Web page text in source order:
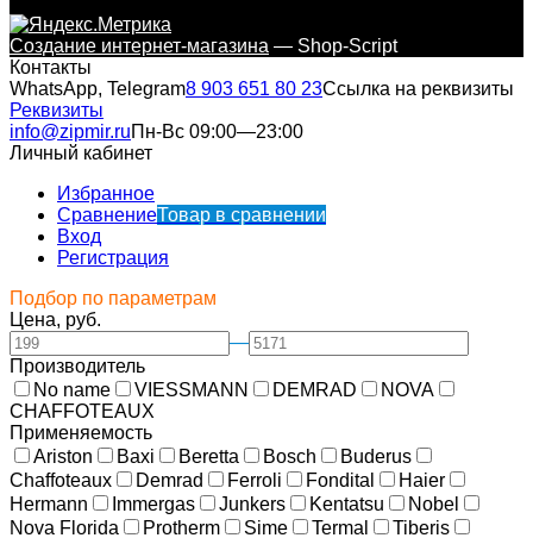
Создание интернет-магазина — Shop-Script
Контакты
WhatsApp, Telegram8 903 651 80 23Ссылка на реквизиты
Реквизиты
info@zipmir.ruПн-Вс 09:00—23:00
Личный кабинет
Избранное
СравнениеТовар в сравнении
Вход
Регистрация
Подбор по параметрам
Цена, руб.
—
Производитель
No name
VIESSMANN DEMRAD
NOVA
CHAFFOTEAUX
Применяемость
Ariston
Baxi Beretta Bosch
Buderus
Chaffoteaux
Demrad Ferroli Fondital
Haier
Hermann
Immergas Junkers Kentatsu
Nobel
Nova Florida
Protherm Sime Termal Tiberis